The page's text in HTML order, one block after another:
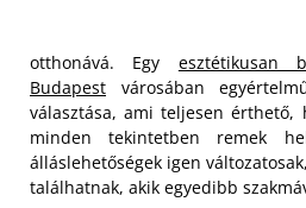
otthonává. Egy esztétikusan
Budapest városában
választása, ami teljesen érthető,
minden tekintetben remek
álláslehetőségek igen
találhatnak, akik egyedibb